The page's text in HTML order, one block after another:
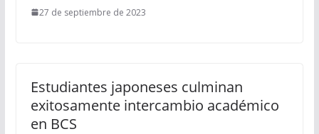
27 de septiembre de 2023
Estudiantes japoneses culminan
exitosamente intercambio académico
en BCS